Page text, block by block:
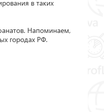
в таких
Напоминаем,
городах РФ.